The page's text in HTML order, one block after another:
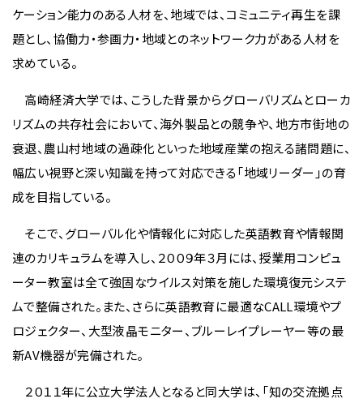
ケーション能力のある人材を、地域では、コミュニティ再生を課
題とし、協働力・参画力・地域とのネットワーク力がある人材を
求めている。
高崎経済大学では、こうした背景からグローバリズムとローカ
リズムの共存社会において、海外製品との競争や、地方市街地の
衰退、農山村地域の過疎化といった地域産業の抱える諸問題に、
幅広い視野と深い知識を持って対応できる「地域リーダー」の育
成を目指している。
そこで、グローバル化や情報化に対応した英語教育や情報関
連のカリキュラムを導入し、２００９年３月には、授業用コンピュ
ーター教室は全て強固なウイルス対策を施した環境復元システ
ムで整備された。また、さらに英語教育に最適なCALL環境やプ
ロジェクター、大型液晶モニター、ブルーレイプレーヤー等の最
新AV機器が完備された。
２０１１年に公立大学法人となると同大学は、「知の交流拠点